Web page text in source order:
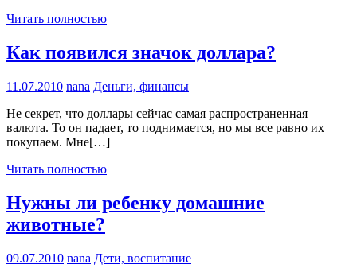
Читать полностью
Как появился значок доллара?
11.07.2010 nana Деньги, финансы
Не секрет, что доллары сейчас самая распространенная
валюта. То он падает, то поднимается, но мы все равно их
покупаем. Мне[…]
Читать полностью
Нужны ли ребенку домашние
животные?
09.07.2010 nana Дети, воспитание